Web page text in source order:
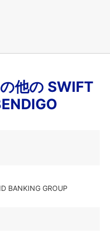
他の SWIFT
BANKING GROUP